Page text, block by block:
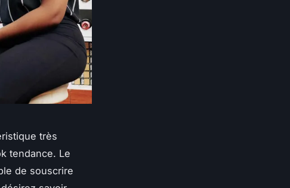
très
tendance. Le
de souscrire